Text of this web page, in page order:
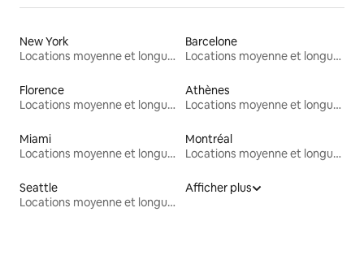
New York
Locations moyenne et longue durée
Barcelone
Locations moyenne et longue durée
Florence
Locations moyenne et longue durée
Athènes
Locations moyenne et longue durée
Miami
Locations moyenne et longue durée
Montréal
Locations moyenne et longue durée
Seattle
Locations moyenne et longue durée
Afficher plus